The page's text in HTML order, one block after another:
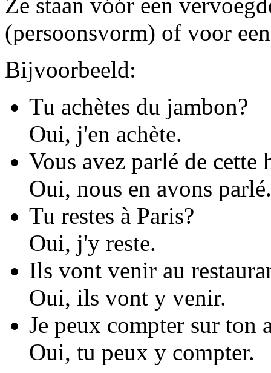
(persoonsvorm) of voor
Bijvoorbeeld:
Tu achètes du jambon?
Oui, j'en achète.
Vous avez parlé de cette
Oui, nous en avons parlé.
Tu restes à Paris?
Oui, j'y reste.
Ils vont venir au
Oui, ils vont y venir.
Je peux compter sur ton
Oui, tu peux y compter.